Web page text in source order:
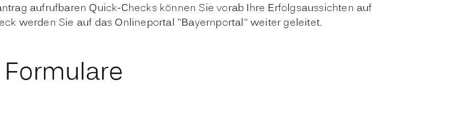
aufrufbaren Quick-Checks können Sie vorab Ihre Erfolgsaussichten auf
werden Sie auf das Onlineportal "Bayernportal" weiter geleitet.